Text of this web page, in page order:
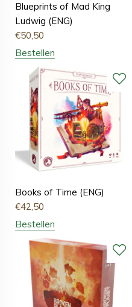
Blueprints of Mad King
Ludwig (ENG)
€50,50
Bestellen
Books of Time (ENG)
€42,50
Bestellen